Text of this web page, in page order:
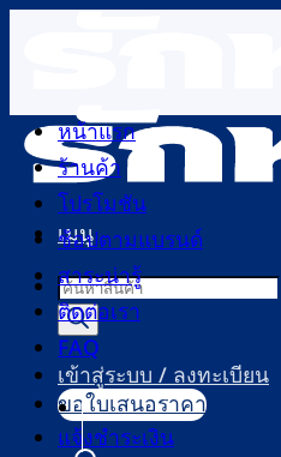
เนื้อหา
เมนู
Products
search
เข้าสู่ระบบ / ลงทะเบียน
หน้าแรก
ร้านค้า
โปรโมชัน
ช้อปตามแบรนด์
สาระน่ารู้
ติดต่อเรา
FAQ
ขอใบเสนอราคา
แจ้งชำระเงิน